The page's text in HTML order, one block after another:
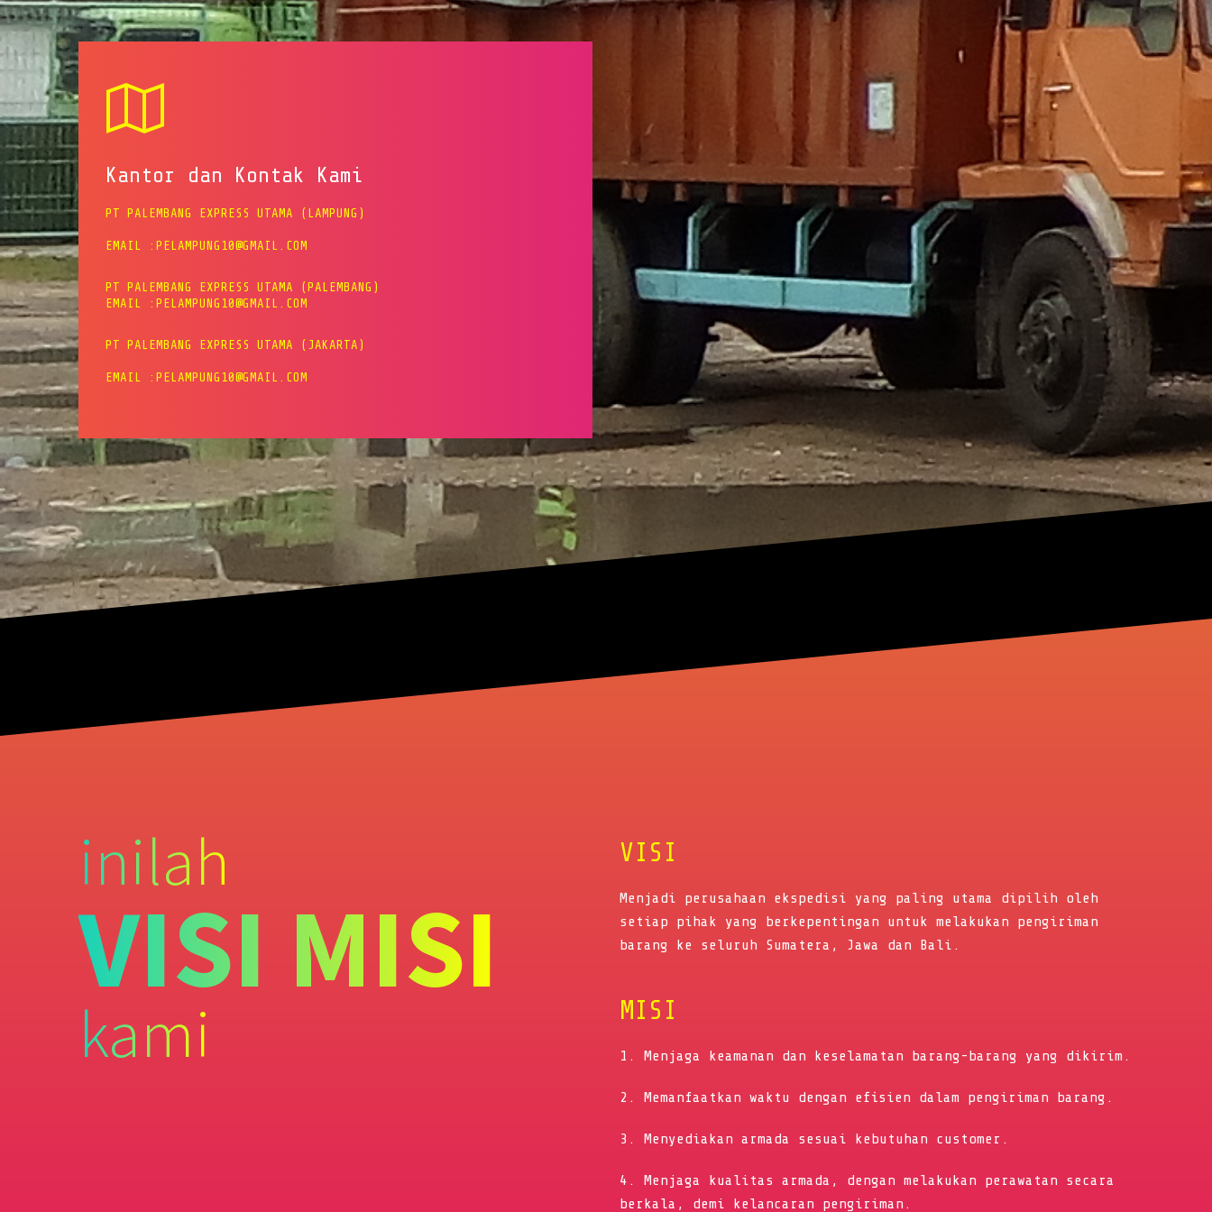
Kantor dan Kontak Kami
PT PALEMBANG EXPRESS UTAMA (LAMPUNG)
EMAIL :PELAMPUNG10@GMAIL.COM
PT PALEMBANG EXPRESS UTAMA (PALEMBANG)
EMAIL :PELAMPUNG10@GMAIL.COM
PT PALEMBANG EXPRESS UTAMA (JAKARTA)
EMAIL :PELAMPUNG10@GMAIL.COM
inilah
VISI MISI
kami
VISI
Menjadi perusahaan ekspedisi yang paling utama dipilih oleh
setiap pihak yang berkepentingan untuk melakukan pengiriman
barang ke seluruh Sumatera, Jawa dan Bali.
MISI
1. Menjaga keamanan dan keselamatan barang-barang yang dikirim.
2. Memanfaatkan waktu dengan efisien dalam pengiriman barang.
3. Menyediakan armada sesuai kebutuhan customer.
4. Menjaga kualitas armada, dengan melakukan perawatan secara
berkala, demi kelancaran pengiriman.